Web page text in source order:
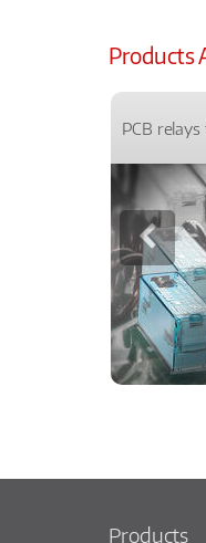
Products
PCB
Products